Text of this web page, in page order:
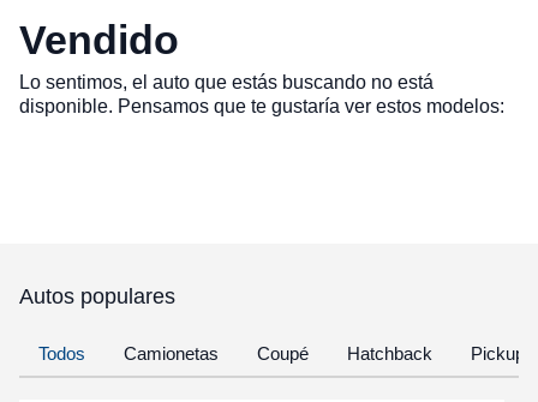
Vendido
Lo sentimos, el auto que estás buscando no está
disponible. Pensamos que te gustaría ver estos modelos:
Autos populares
Todos Camionetas Coupé Hatchback Pickup